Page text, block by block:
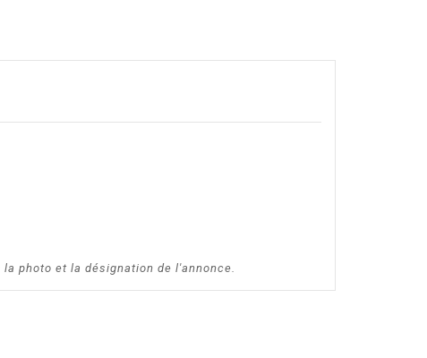
photo et la désignation de l'annonce.